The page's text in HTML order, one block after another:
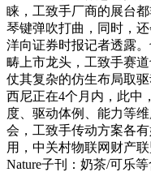
睐，工致手厂商的展台
琴键弹吹打曲，同时，
洋向证券时报记者透露
畴上市龙头，工致手赛
仗其复杂的仿生布局取
西尼正在4个月内，此中
度、驱动体例、能力等
会，工致手传动方案各
用，中关村物联网财产
Nature子刊：奶茶/可乐等